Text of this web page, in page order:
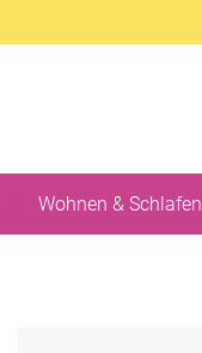
Wohnen & Schlafen